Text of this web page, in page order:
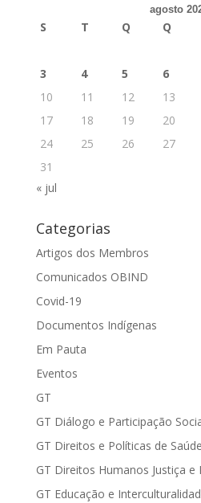
agosto
S T Q Q
3
4 5 6
10
11 12 13
17
18 19 20
24
25 26 27
31
« jul
Categorias
Artigos dos Membros
Comunicados OBIND
Covid-19
Documentos Indígenas
Em Pauta
Eventos
GT
GT Diálogo e Participação
GT Direitos e Políticas de Saúde
GT Direitos Humanos Justiça e
GT Educação e